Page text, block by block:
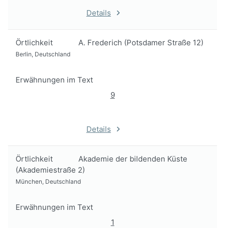
Details
Örtlichkeit A. Frederich (Potsdamer Straße 12)
Berlin, Deutschland
Erwähnungen im Text
9
Details
Örtlichkeit
Akademie der bildenden Küste
(Akademiestraße 2)
München, Deutschland
Erwähnungen im Text
1